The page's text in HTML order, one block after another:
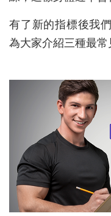
有了新的指標後我
為大家介紹三種最常